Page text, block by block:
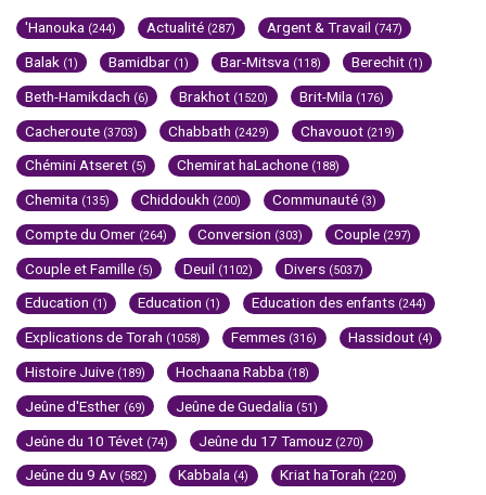
'Hanouka (244) Actualité (287) Argent & Travail (747)
Balak (1) Bamidbar (1) Bar-Mitsva (118) Berechit (1)
Beth-Hamikdach (6) Brakhot (1520) Brit-Mila (176)
Cacheroute (3703) Chabbath (2429) Chavouot (219)
Chémini Atseret (5) Chemirat haLachone (188)
Chemita (135) Chiddoukh (200) Communauté (3)
Compte du Omer (264) Conversion (303) Couple (297)
Couple et Famille (5) Deuil (1102) Divers (5037)
Education (1) Education (1) Education des enfants (244)
Explications de Torah (1058) Femmes (316) Hassidout (4)
Histoire Juive (189) Hochaana Rabba (18)
Jeûne d'Esther (69) Jeûne de Guedalia (51)
Jeûne du 10 Tévet (74) Jeûne du 17 Tamouz (270)
Jeûne du 9 Av (582) Kabbala (4) Kriat haTorah (220)